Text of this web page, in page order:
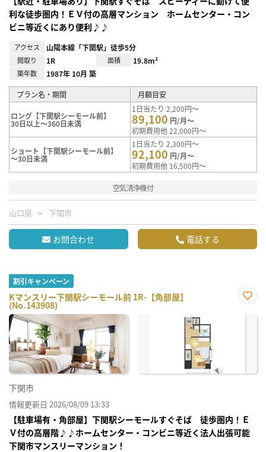
利な徒歩圏内！ＥＶ付の高層マンション ホームセンター・コン
ビニ等近くにあり便利♪♪
アクセス 山陽本線「下関駅」徒歩5分
間取り 1R 面積 19.8m²
築年数 1987年 10月 築
プラン名・期間 月額目安
ロング【下関駅シーモール前】
30日以上～360日未満
1日当たり 2,200円～
89,100 円/月～
初期費用他 22,000円～
ショート【下関駅シーモール前】
～30日未満
1日当たり 2,300円～
92,100 円/月～
初期費用他 16,500円～
空気清浄機付
山口県 下関市
お問合わせ 電話する
割引キャンペーン
Kマンスリー下関駅シーモール前 1R-【角部屋】
(No.143908)
に入
下関市
情報更新日 2026/08/09 13:33
【駐車場有・角部屋】下関駅シーモールすぐそば 徒歩圏内！Ｅ
Ｖ付の高層階♪♪ホームセンター・コンビニ等近く法人出張可能
下関市マンスリーマンション！